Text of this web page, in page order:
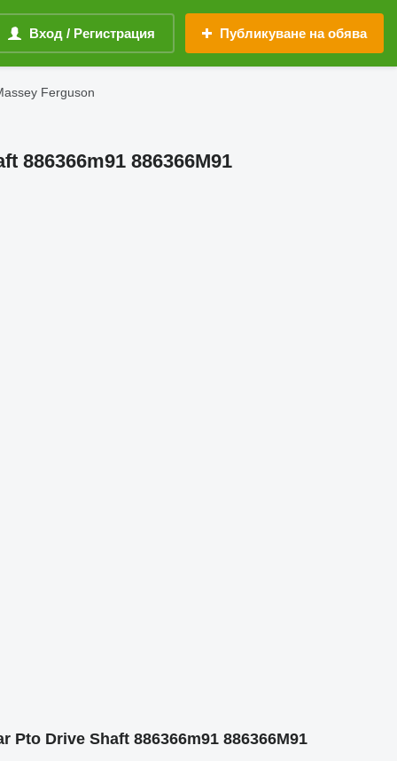
Вход / Регистрация Публикуване на обява
Ferguson
886366m91 886366M91
Drive Shaft 886366m91 886366M91